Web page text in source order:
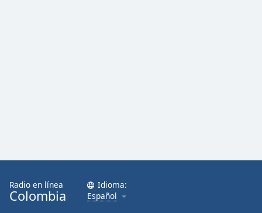
Radio en línea
Colombia
Idioma:
Español